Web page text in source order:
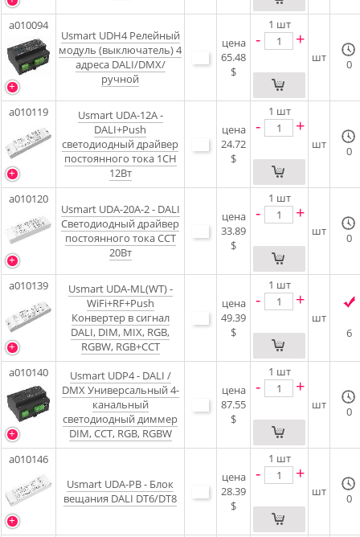
a010094
Usmart UDH4 Релейный
модуль (выключатель) 4
адреса DALI/DMX/
ручной
цена
65.48
$
1 шт
- +
шт 0
a010119
Usmart UDA-12A -
DALI+Push
светодиодный драйвер
постоянного тока 1CH
12Вт
цена
24.72
$
1 шт
- +
шт 0
a010120
Usmart UDA-20A-2 - DALI
Светодиодный драйвер
постоянного тока CCT
20Вт
цена
33.89
$
1 шт
- +
шт 0
a010139
Usmart UDA-ML(WT) -
WiFi+RF+Push
Конвертер в сигнал
DALI, DIM, MIX, RGB,
RGBW, RGB+CCT
цена
49.39
$
1 шт
- +
шт
6
a010140
Usmart UDP4 - DALI /
DMX Универсальный 4-
канальный
светодиодный диммер
DIM, CCT, RGB, RGBW
цена
87.55
$
1 шт
- +
шт 0
a010146
Usmart UDA-PB - Блок
вещания DALI DT6/DT8
цена
28.39
$
1 шт
- +
шт 0